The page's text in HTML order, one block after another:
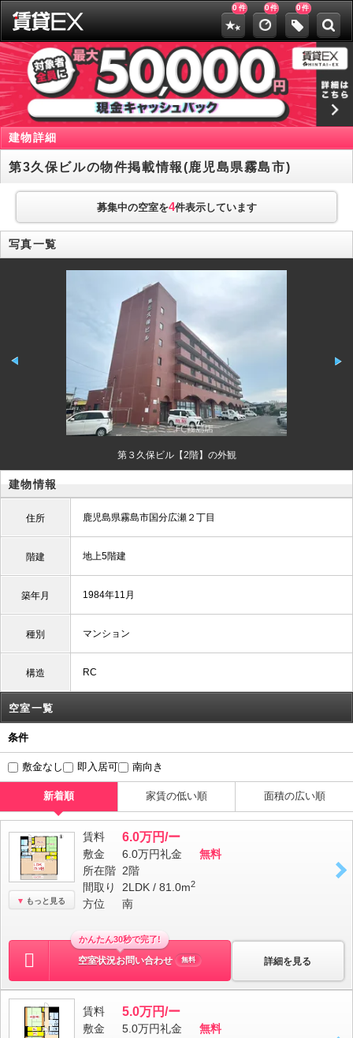
0 件 0件 0件
建物詳細
第3久保ビルの物件掲載情報(鹿児島県霧島市)
募集中の空室を4件表示しています
写真一覧
第３久保ビル【2階】の外観
建物情報
住所 鹿児島県霧島市国分広瀬２丁目
階建 地上5階建
築年月 1984年11月
種別 マンション
構造 RC
空室一覧
条件
敷金なし 即入居可 南向き
新着順 家賃の低い順 面積の広い順
もっと見る
賃料 6.0万円/ー
敷金 6.0万円礼金
無料
所在階 2階
間取り
2LDK / 81.0m2
方位 南
詳細を見る
かんたん30秒で完了!
空室状況お問い合わせ 無料
賃料 5.0万円/ー
敷金 5.0万円礼金
無料